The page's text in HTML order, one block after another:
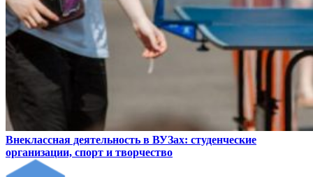
Внеклассная деятельность в ВУЗах: студенческие
организации, спорт и творчество